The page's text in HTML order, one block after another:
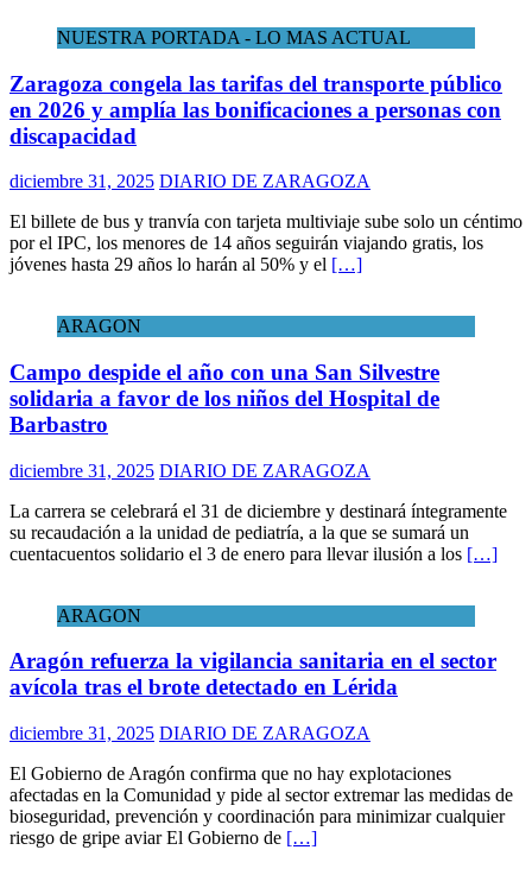
NUESTRA PORTADA - LO MAS ACTUAL
Zaragoza congela las tarifas del transporte público
en 2026 y amplía las bonificaciones a personas con
discapacidad
diciembre 31, 2025 DIARIO DE ZARAGOZA
El billete de bus y tranvía con tarjeta multiviaje sube solo un céntimo
por el IPC, los menores de 14 años seguirán viajando gratis, los
jóvenes hasta 29 años lo harán al 50% y el […]
ARAGON
Campo despide el año con una San Silvestre
solidaria a favor de los niños del Hospital de
Barbastro
diciembre 31, 2025 DIARIO DE ZARAGOZA
La carrera se celebrará el 31 de diciembre y destinará íntegramente
su recaudación a la unidad de pediatría, a la que se sumará un
cuentacuentos solidario el 3 de enero para llevar ilusión a los […]
ARAGON
Aragón refuerza la vigilancia sanitaria en el sector
avícola tras el brote detectado en Lérida
diciembre 31, 2025 DIARIO DE ZARAGOZA
El Gobierno de Aragón confirma que no hay explotaciones
afectadas en la Comunidad y pide al sector extremar las medidas de
bioseguridad, prevención y coordinación para minimizar cualquier
riesgo de gripe aviar El Gobierno de […]